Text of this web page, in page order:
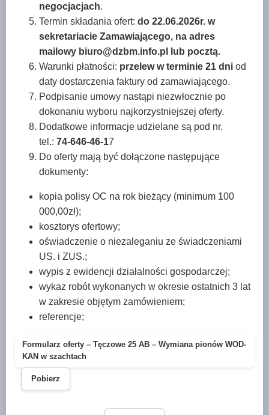
negocjacjach.
Termin składania ofert: do 22.06.2026r. w
sekretariacie Zamawiającego, na adres
mailowy biuro@dzbm.info.pl lub pocztą.
Warunki płatności: przelew w terminie 21 dni od
daty dostarczenia faktury od zamawiającego.
Podpisanie umowy nastąpi niezwłocznie po
dokonaniu wyboru najkorzystniejszej oferty.
Dodatkowe informacje udzielane są pod nr.
tel.: 74-646-46-17
Do oferty mają być dołączone następujące
dokumenty:
kopia polisy OC na rok bieżący (minimum 100
000,00zł);
kosztorys ofertowy;
oświadczenie o niezaleganiu ze świadczeniami
US. i ZUS.;
wypis z ewidencji działalności gospodarczej;
wykaz robót wykonanych w okresie ostatnich 3 lat
w zakresie objętym zamówieniem;
referencje;
Formularz oferty – Tęczowe 25 AB – Wymiana pionów WOD-
KAN w szachtach
Pobierz